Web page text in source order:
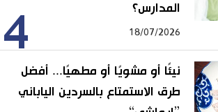
4
المدارس؟
18/07/2026
نيئًا أو مشويًا أو مطهيًا... أفضل
طرق الاستمتاع بالسردين الياباني